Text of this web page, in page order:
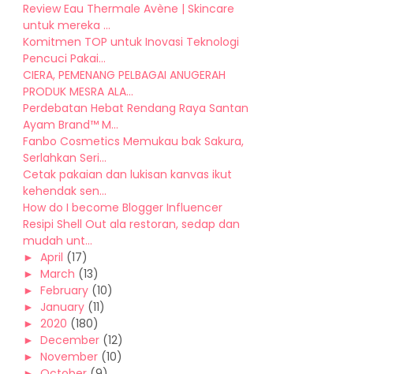
Review Eau Thermale Avène | Skincare
untuk mereka ...
Komitmen TOP untuk Inovasi Teknologi
Pencuci Pakai...
CIERA, PEMENANG PELBAGAI ANUGERAH
PRODUK MESRA ALA...
Perdebatan Hebat Rendang Raya Santan
Ayam Brand™ M...
Fanbo Cosmetics Memukau bak Sakura,
Serlahkan Seri...
Cetak pakaian dan lukisan kanvas ikut
kehendak sen...
How do I become Blogger Influencer
Resipi Shell Out ala restoran, sedap dan
mudah unt...
► April (17)
► March (13)
► February (10)
► January (11)
► 2020 (180)
► December (12)
► November (10)